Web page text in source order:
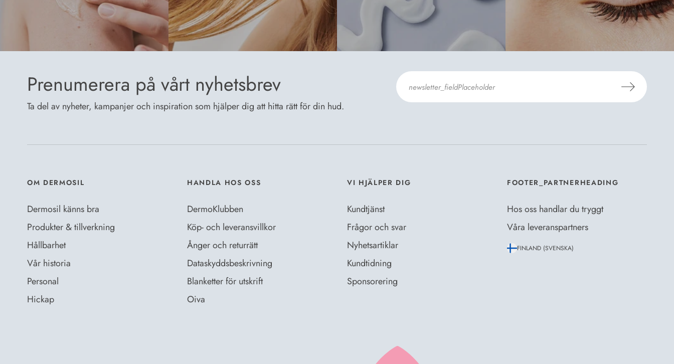
Prenumerera på vårt nyhetsbrev
Ta del av nyheter, kampanjer och inspiration som hjälper dig att hitta rätt för din hud.
OM DERMOSIL
Dermosil känns bra
Produkter & tillverkning
Hållbarhet
Vår historia
Personal
Hickap
HANDLA HOS OSS
DermoKlubben
Köp- och leveransvillkor
Ånger och returrätt
Dataskyddsbeskrivning
Blanketter för utskrift
Oiva
VI HJÄLPER DIG
Kundtjänst
Frågor och svar
Nyhetsartiklar
Kundtidning
Sponsorering
FOOTER_PARTNERHEADING
Hos oss handlar du tryggt
Våra leveranspartners
FINLAND (SVENSKA)